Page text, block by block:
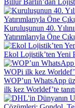
Kuruluşunun 40.
Yatırımlarıyla Öne
Ekol Lojistik’ten Yeni
WOP’un WhatsApp
ilk kez Worldef’te